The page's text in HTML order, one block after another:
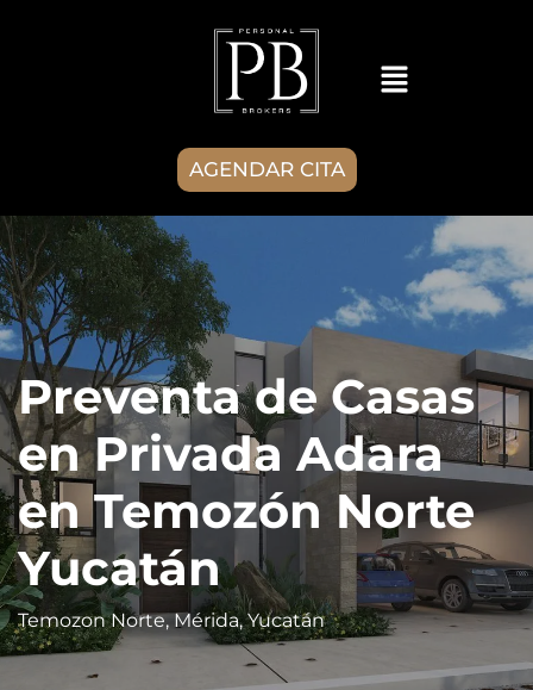
AGENDAR CITA
Preventa de Casas
en Privada Adara
en Temozón Norte
Yucatán
Temozon Norte, Mérida, Yucatán